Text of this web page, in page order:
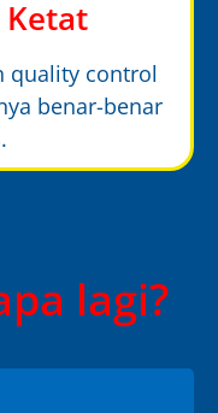
Ketat
quality control
benar-benar
lagi?